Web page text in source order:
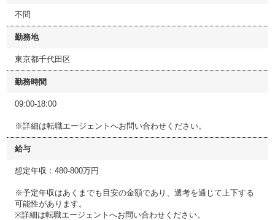
不問
勤務地
東京都千代田区
勤務時間
09:00-18:00
※詳細は転職エージェントへお問い合わせください。
給与
想定年収：480-800万円
※予定年収はあくまでも目安の金額であり、選考を通じて上下する
可能性があります。
※詳細は転職エージェントへお問い合わせください。